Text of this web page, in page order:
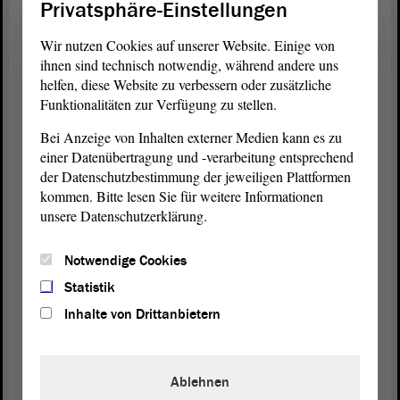
Veränderungen im Bundesrat
getreten war, änderte sich auch die Stimmenverteilung im
Bundesrat. Um eine Schieflage im Verhältnis zwischen großen und
kleinen Ländern zu verhindern, hatte man sich für eine Neuregelung
der Stimmenverteilung im Zuge der Wiedervereinigung
Ergebnisse der Landtagswahlen führten auch zu einer veränderten
Privatsphäre-Einstellungen
Wir nutzen Cookies auf unserer Website. Einige von
ihnen sind technisch notwendig, während andere uns
helfen, diese Website zu verbessern oder zusätzliche
Funktionalitäten zur Verfügung zu stellen.
Bei Anzeige von Inhalten externer Medien kann es zu
einer Datenübertragung und -verarbeitung entsprechend
der Datenschutzbestimmung der jeweiligen Plattformen
kommen. Bitte lesen Sie für weitere Informationen
unsere Datenschutzerklärung.
Notwendige Cookies
Statistik
Inhalte von Drittanbietern
Ablehnen